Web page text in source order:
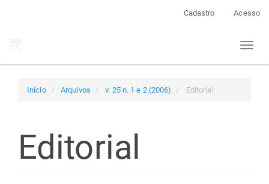
Cadastro Acesso
Toggle
Início Arquivos v. 25 n. 1 e 2 (2006) Editorial
Editorial